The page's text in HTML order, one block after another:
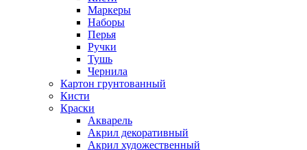
Маркеры
Наборы
Перья
Ручки
Тушь
Чернила
Картон грунтованный
Кисти
Краски
Акварель
Акрил декоративный
Акрил художественный